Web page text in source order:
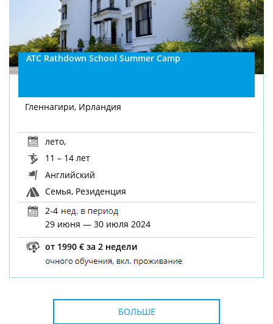
ATC Rathdown School Summer Camp
Гленнагири, Ирландия
лето,
11 – 14 лет
Английский
Семья, Резиденция
2-4
29 июня — 30 июля 2024
от 1990 € за 2 недели
БОЛЬШЕ